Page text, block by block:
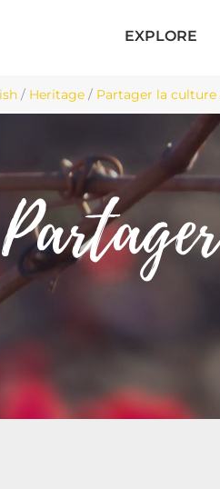
EXPLORE
/ Heritage / Partager la culture